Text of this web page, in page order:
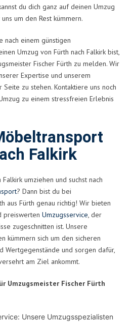
du dich ganz auf deinen Umzug
um den Rest kümmern.
nach einem günstigen
Umzug von Fürth nach Falkirk bist,
Fischer Fürth zu melden. Wir
Expertise und unserem
zu stehen. Kontaktiere uns noch
zu einem stressfreien Erlebnis
Falkirk
umziehen und suchst nach
? Dann bist du bei
aus Fürth genau richtig! Wir bieten
preiswerten Umzugsservice, der
zugeschnitten ist. Unsere
kümmern sich um den sicheren
Wertgegenstände und sorgen dafür,
am Ziel ankommt.
Umzugsmeister Fischer Fürth
Unsere Umzugsspezialisten